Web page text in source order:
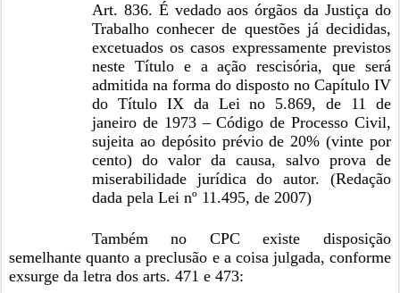
Art. 836. É vedado aos órgãos da Justiça do
Trabalho conhecer de questões já decididas,
excetuados os casos expressamente previstos
neste Título e a ação rescisória, que será
admitida na forma do disposto no Capítulo IV
do Título IX da Lei no 5.869, de 11 de
janeiro de 1973 – Código de Processo Civil,
sujeita ao depósito prévio de 20% (vinte por
cento) do valor da causa, salvo prova de
miserabilidade jurídica do autor. (Redação
dada pela Lei nº 11.495, de 2007)
Também no CPC existe disposição
semelhante quanto a preclusão e a coisa julgada, conforme
exsurge da letra dos arts. 471 e 473: